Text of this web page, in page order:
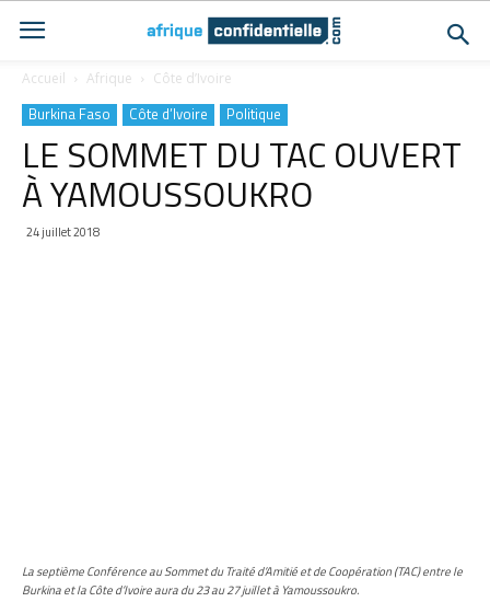
Accueil Afrique Côte d’Ivoire
Burkina Faso Côte d’Ivoire Politique
LE SOMMET DU TAC OUVERT
À YAMOUSSOUKRO
24 juillet 2018
La septième Conférence au Sommet du Traité d’Amitié et de Coopération (TAC) entre le
Burkina et la Côte d’Ivoire aura du 23 au 27 juillet à Yamoussoukro.